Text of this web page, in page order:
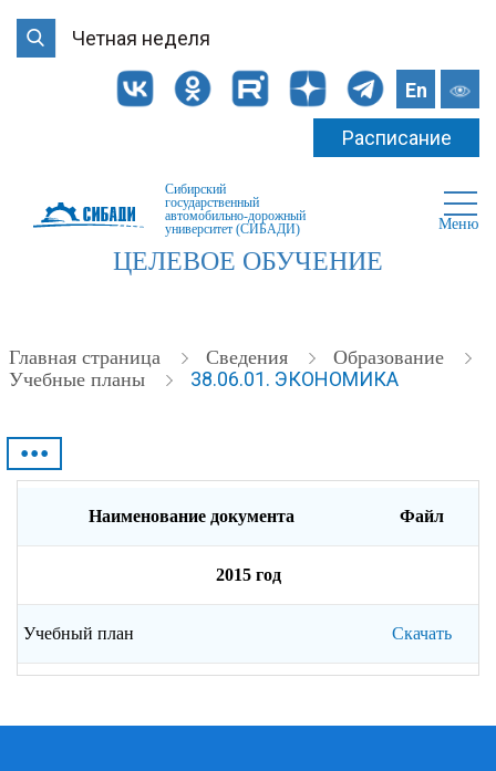
Четная неделя
En
Расписание
Сибирский
государственный
автомобильно-дорожный
университет (СИБАДИ)
Меню
ЦЕЛЕВОЕ ОБУЧЕНИЕ
Главная страница Cведения
Образование
Учебные планы
38.06.01. ЭКОНОМИКА
•••
Наименование документа Файл
2015 год
Учебный план Скачать